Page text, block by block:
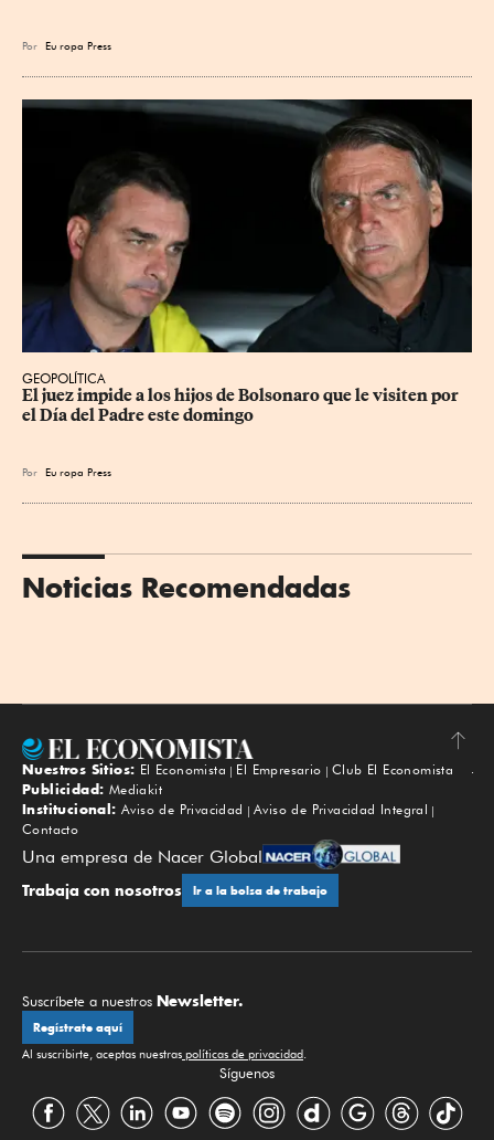
Por Eu ropa Press
GEOPOLÍTICA
El juez impide a los hijos de Bolsonaro que le visiten por
el Día del Padre este domingo
Por Eu ropa Press
Noticias Recomendadas
Subir
Nuestros Sitios: El Economista El Empresario
Club El Economista
Publicidad: Mediakit
Institucional: Aviso de Privacidad
Aviso de Privacidad Integral
Contacto
Una empresa de Nacer Global
Trabaja con nosotros Ir a la bolsa de trabajo
Suscríbete a nuestros Newsletter.
Regístrate aquí
Al suscribirte, aceptas nuestras políticas de privacidad.
Síguenos